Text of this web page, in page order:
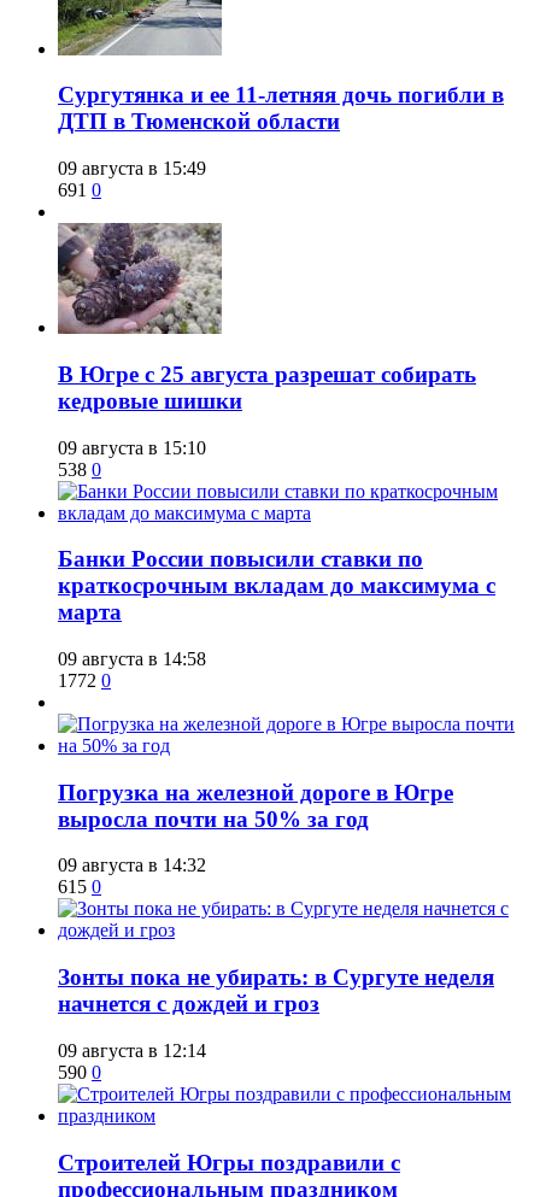
Сургутянка и ее 11-летняя дочь погибли в
ДТП в Тюменской области
09 августа в 15:49
691 0
​В Югре с 25 августа разрешат собирать
кедровые шишки
09 августа в 15:10
538 0
​Банки России повысили ставки по
краткосрочным вкладам до максимума с
марта
09 августа в 14:58
1772 0
​Погрузка на железной дороге в Югре
выросла почти на 50% за год
09 августа в 14:32
615 0
​Зонты пока не убирать: в Сургуте неделя
начнется с дождей и гроз
09 августа в 12:14
590 0
​Строителей Югры поздравили с
профессиональным праздником